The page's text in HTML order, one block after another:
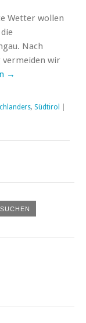
Wetter wollen
Nach
wir
→
, Südtirol